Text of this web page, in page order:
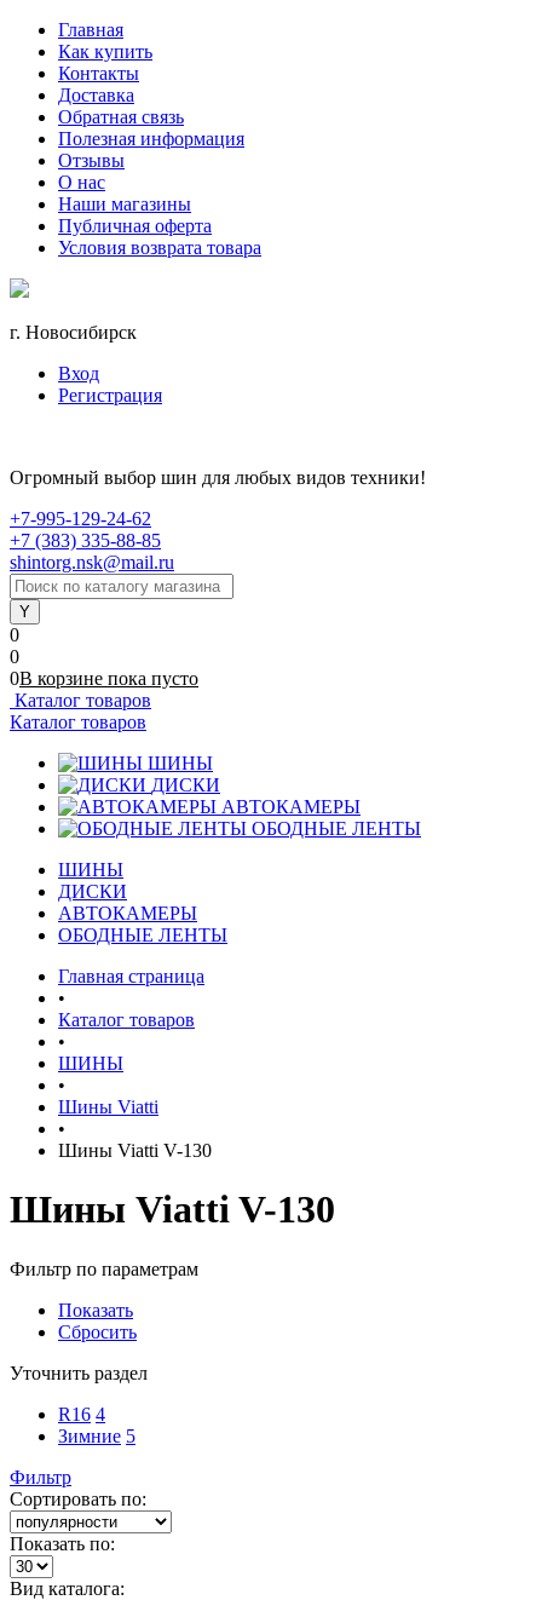
Главная
Как купить
Контакты
Доставка
Обратная связь
Полезная информация
Отзывы
О нас
Наши магазины
Публичная оферта
Условия возврата товара
г. Новосибирск
Вход
Регистрация
Огромный выбор шин для любых видов техники!
+7-995-129-24-62
+7 (383) 335-88-85
shintorg.nsk@mail.ru
0
0
0В корзине пока пусто
Каталог товаров
Каталог товаров
ШИНЫ
ДИСКИ
АВТОКАМЕРЫ
ОБОДНЫЕ ЛЕНТЫ
ШИНЫ
ДИСКИ
АВТОКАМЕРЫ
ОБОДНЫЕ ЛЕНТЫ
Главная страница
•
Каталог товаров
•
ШИНЫ
•
Шины Viatti
•
Шины Viatti V-130
Шины Viatti V-130
Фильтр по параметрам
Показать
Сбросить
Уточнить раздел
R16 4
Зимние 5
Фильтр
Сортировать по:
Показать по:
Вид каталога: